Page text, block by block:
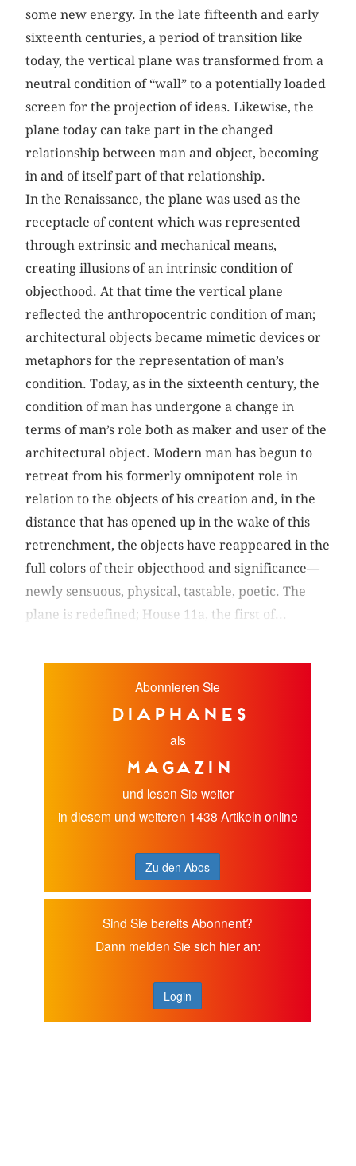
some new energy. In the late fifteenth and early
sixteenth centuries, a period of transition like
today, the vertical plane was transformed from a
neutral condition of “wall” to a potentially loaded
screen for the projection of ideas. Likewise, the
plane today can take part in the changed
relationship between man and object, becoming
in and of itself part of that relationship.
In the Renaissance, the plane was used as the
receptacle of content which was represented
through extrinsic and mechanical means,
creating illusions of an intrinsic condition of
objecthood. At that time the vertical plane
reflected the anthropocentric condition of man;
architectural objects became mimetic devices or
metaphors for the representation of man’s
condition. Today, as in the sixteenth century, the
condition of man has undergone a change in
terms of man’s role both as maker and user of the
architectural object. Modern man has begun to
retreat from his formerly omnipotent role in
relation to the objects of his creation and, in the
distance that has opened up in the wake of this
retrenchment, the objects have reappeared in the
full colors of their objecthood and significance—
newly sensuous, physical, tastable, poetic. The
plane is redefined; House 11a, the first of...
Abonnieren Sie
diaphanes
als
Magazin
und lesen Sie weiter
in diesem und weiteren 1438 Artikeln online
Zu den Abos
Sind Sie bereits Abonnent?
Dann melden Sie sich hier an:
Login